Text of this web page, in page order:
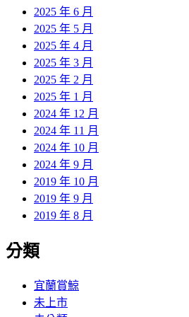
2025 年 6 月
2025 年 5 月
2025 年 4 月
2025 年 3 月
2025 年 2 月
2025 年 1 月
2024 年 12 月
2024 年 11 月
2024 年 10 月
2024 年 9 月
2019 年 10 月
2019 年 9 月
2019 年 8 月
分類
宜蘭賞鯨
未上市